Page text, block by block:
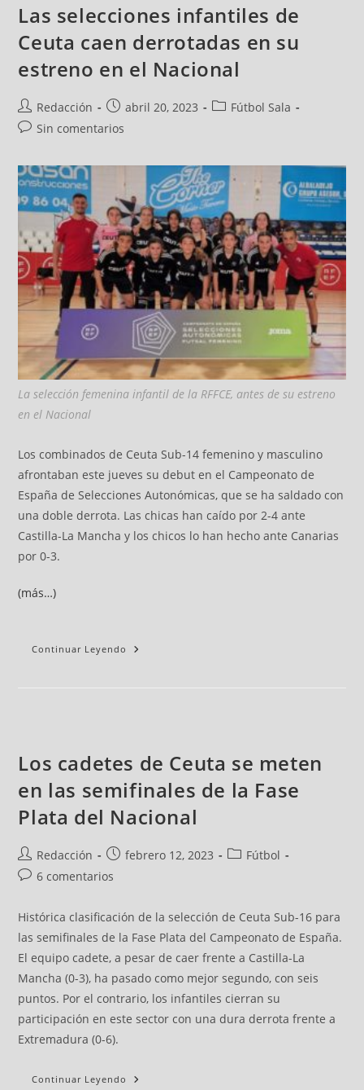
Las selecciones infantiles de
Ceuta caen derrotadas en su
estreno en el Nacional
Redacción abril 20, 2023
Fútbol Sala
Sin comentarios
La selección femenina infantil de la RFFCE, antes de su estreno
en el Nacional
Los combinados de Ceuta Sub-14 femenino y masculino
afrontaban este jueves su debut en el Campeonato de
España de Selecciones Autonómicas, que se ha saldado con
una doble derrota. Las chicas han caído por 2-4 ante
Castilla-La Mancha y los chicos lo han hecho ante Canarias
por 0-3.
(más…)
Continuar Leyendo
Los cadetes de Ceuta se meten
en las semifinales de la Fase
Plata del Nacional
Redacción febrero 12, 2023
Fútbol
6 comentarios
Histórica clasificación de la selección de Ceuta Sub-16 para
las semifinales de la Fase Plata del Campeonato de España.
El equipo cadete, a pesar de caer frente a Castilla-La
Mancha (0-3), ha pasado como mejor segundo, con seis
puntos. Por el contrario, los infantiles cierran su
participación en este sector con una dura derrota frente a
Extremadura (0-6).
Continuar Leyendo